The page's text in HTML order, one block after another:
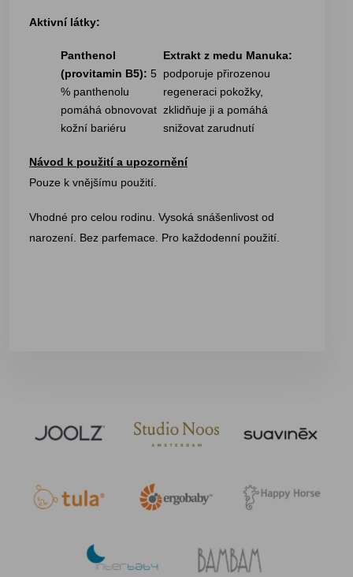
Aktivní látky:
Panthenol
(provitamin B5): 5
% panthenolu
pomáhá obnovovat
kožní bariéru
Extrakt z medu Manuka:
podporuje přirozenou
regeneraci pokožky,
zklidňuje ji a pomáhá
snižovat zarudnutí
Návod k použití a upozornění
Pouze k vnějšímu použití.
Vhodné pro celou rodinu. Vysoká snášenlivost od
narození. Bez parfemace. Pro každodenní použití.